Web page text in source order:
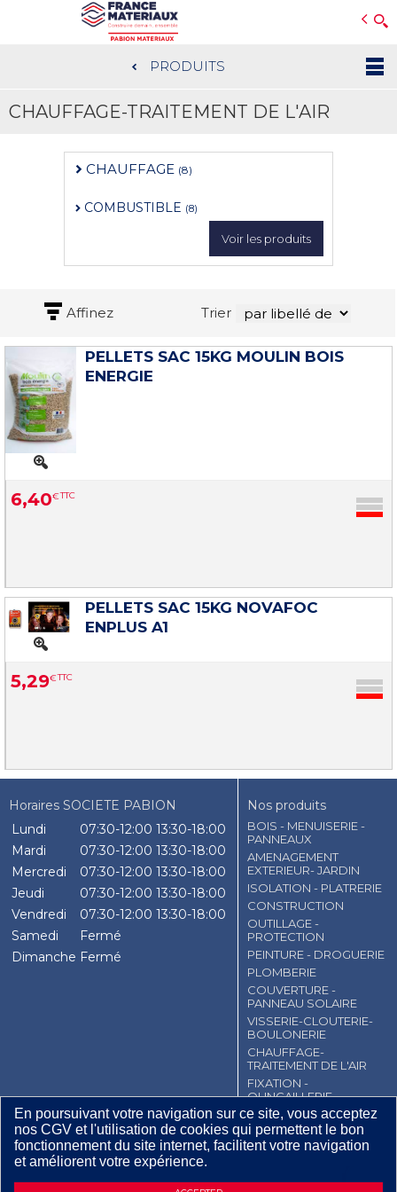
En poursuivant votre navigation sur ce site, vous acceptez
nos CGV et l'utilisation de cookies qui permettent le bon
fonctionnement du site internet, facilitent votre navigation
et améliorent votre expérience.
au
contenu
PRODUITS
CHAUFFAGE-TRAITEMENT DE L'AIR
CHAUFFAGE (8)
COMBUSTIBLE (8)
Voir les produits
Affinez Trier
PELLETS SAC 15KG MOULIN BOIS
ENERGIE
6,40€TTC
PELLETS SAC 15KG NOVAFOC
ENPLUS A1
5,29€TTC
Horaires SOCIETE PABION
Lundi
07:30-12:00 13:30-18:00
Mardi
07:30-12:00 13:30-18:00
Mercredi
07:30-12:00 13:30-18:00
Jeudi
07:30-12:00 13:30-18:00
Vendredi
07:30-12:00 13:30-18:00
Samedi
Fermé
Dimanche Fermé
Nos produits
BOIS - MENUISERIE -
PANNEAUX
AMENAGEMENT
EXTERIEUR- JARDIN
ISOLATION - PLATRERIE
CONSTRUCTION
OUTILLAGE -
PROTECTION
PEINTURE - DROGUERIE
PLOMBERIE
COUVERTURE -
PANNEAU SOLAIRE
VISSERIE-CLOUTERIE-
BOULONERIE
CHAUFFAGE-
TRAITEMENT DE L'AIR
FIXATION -
QUNCAILLERIE
EMBALLAGE
ELECTRICITE -
ECLAIRAGE
CGV Contact
Mentions légales